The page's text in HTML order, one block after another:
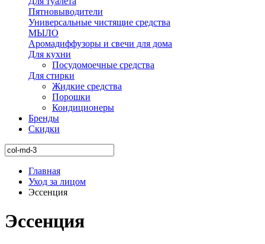
Пятновыводители
Универсальные чистящие средства
МЫЛО
Аромадиффузоры и свечи для дома
Для кухни
Посудомоечные средства
Для стирки
Жидкие средства
Порошки
Кондиционеры
Бренды
Скидки
Главная
Уход за лицом
Эссенция
Эссенция